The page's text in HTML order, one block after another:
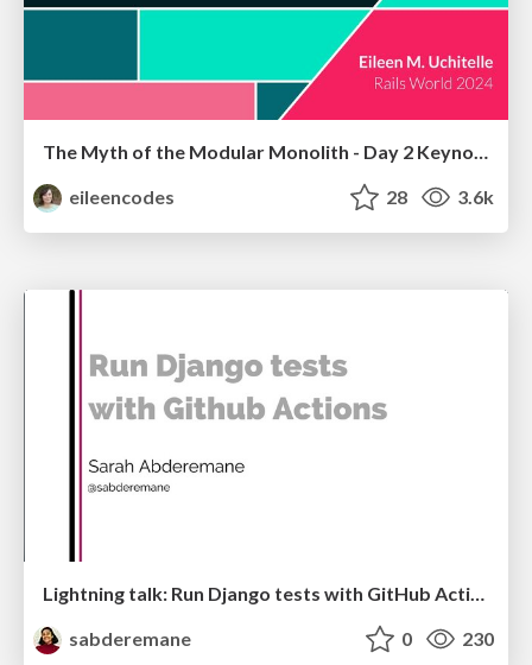
eileencodes
28 3.6k
Lightning talk: Run Django tests with GitHub Actions
sabderemane
0 230